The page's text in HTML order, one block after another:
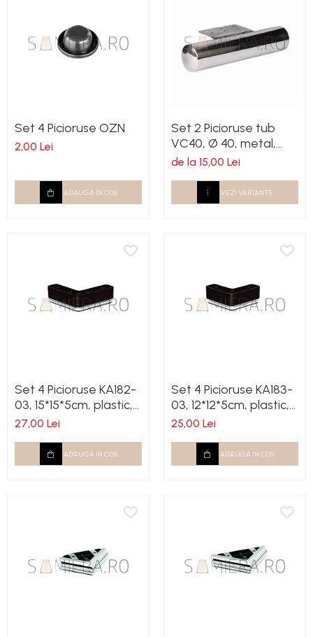
Set 4 Picioruse OZN
2,00 Lei
ADAUGA IN COS
Set 2 Picioruse tub
VC40, Ø 40, metal,
crom
de la 15,00 Lei
VEZI VARIANTE
Set 4 Picioruse KA182-
03, 15*15*5cm, plastic,
venghe
27,00 Lei
ADAUGA IN COS
Set 4 Picioruse KA183-
03, 12*12*5cm, plastic,
venghe
25,00 Lei
ADAUGA IN COS